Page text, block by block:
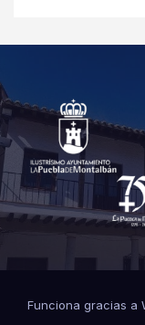
Funciona gracias a